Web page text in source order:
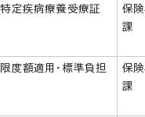
特定疾病療養受療証
保
課
度額適用・標準負担
保
課